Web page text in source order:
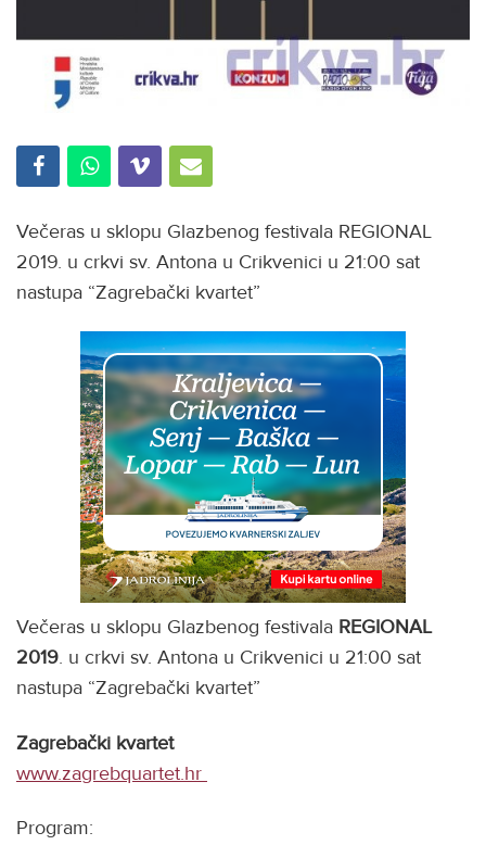
Večeras u sklopu Glazbenog festivala REGIONAL
2019. u crkvi sv. Antona u Crikvenici u 21:00 sat
nastupa “Zagrebački kvartet”
Večeras u sklopu Glazbenog festivala REGIONAL
2019. u crkvi sv. Antona u Crikvenici u 21:00 sat
nastupa “Zagrebački kvartet”
Zagrebački kvartet
www.zagrebquartet.hr
Program: